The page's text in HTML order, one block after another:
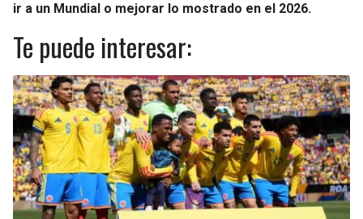
ir a un Mundial o mejorar lo mostrado en el 2026.
Te puede interesar: